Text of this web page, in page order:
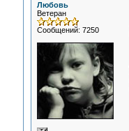
Любовь
Ветеран
Сообщений: 7250